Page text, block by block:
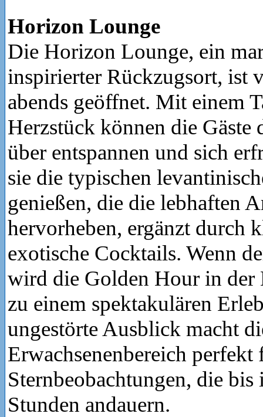
Horizon Lounge
Die Horizon Lounge, ein
inspirierter Rückzugsort, ist
abends geöffnet. Mit einem
Herzstück können die Gäste
über entspannen und sich
sie die typischen
genießen, die die lebhaften
hervorheben, ergänzt durch
exotische Cocktails. Wenn
wird die Golden Hour in
zu einem spektakulären
ungestörte Ausblick macht
Erwachsenenbereich
Sternbeobachtungen, die bis
Stunden andauern.